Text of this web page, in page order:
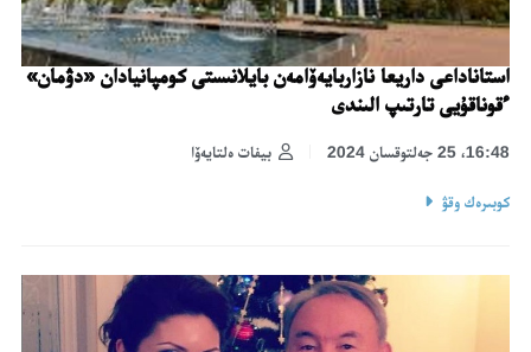
استاناداعى داريعا نازاربايەۆامەن بايلانىستى كومپانيادان «دۋمان»
ءقوناقۇيى تارتىپ الىندى
بيفات ەلتايەۆا 16:48، 25 جەلتوقسان 2024
كوبىرەك وقۋ